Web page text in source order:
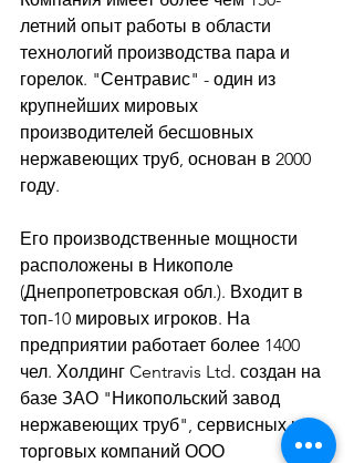
летний опыт работы в области
технологий производства пара и
горелок. "Сентравис" - один из
крупнейших мировых
производителей бесшовных
нержавеющих труб, основан в 2000
году.
Его производственные мощности
расположены в Никополе
(Днепропетровская обл.). Входит в
топ-10 мировых игроков. На
предприятии работает более 1400
чел. Холдинг Centravis Ltd. создан на
базе ЗАО "Никопольский завод
нержавеющих труб", сервисных и
торговых компаний ООО